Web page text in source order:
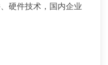
硬件技术，国内企业